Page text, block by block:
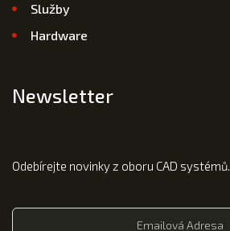
Služby
Hardware
Newsletter
Odebírejte novinky z oboru CAD systémů.